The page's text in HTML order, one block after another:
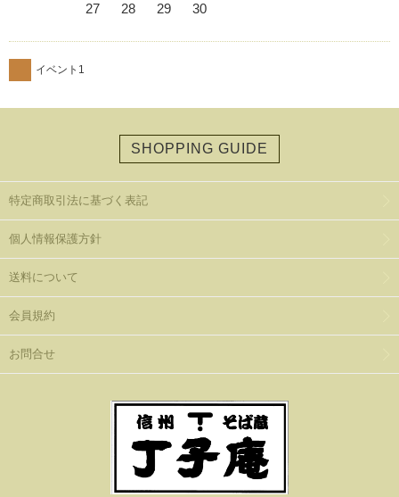
27 28 29 30
イベント1
SHOPPING GUIDE
特定商取引法に基づく表記
個人情報保護方針
送料について
会員規約
お問合せ